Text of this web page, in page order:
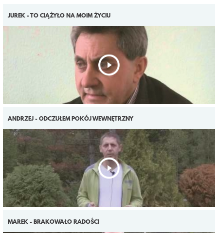
JUREK - TO CIĄŻYŁO NA MOIM ŻYCIU
ANDRZEJ - ODCZUŁEM POKÓJ WEWNĘTRZNY
MAREK - BRAKOWAŁO RADOŚCI